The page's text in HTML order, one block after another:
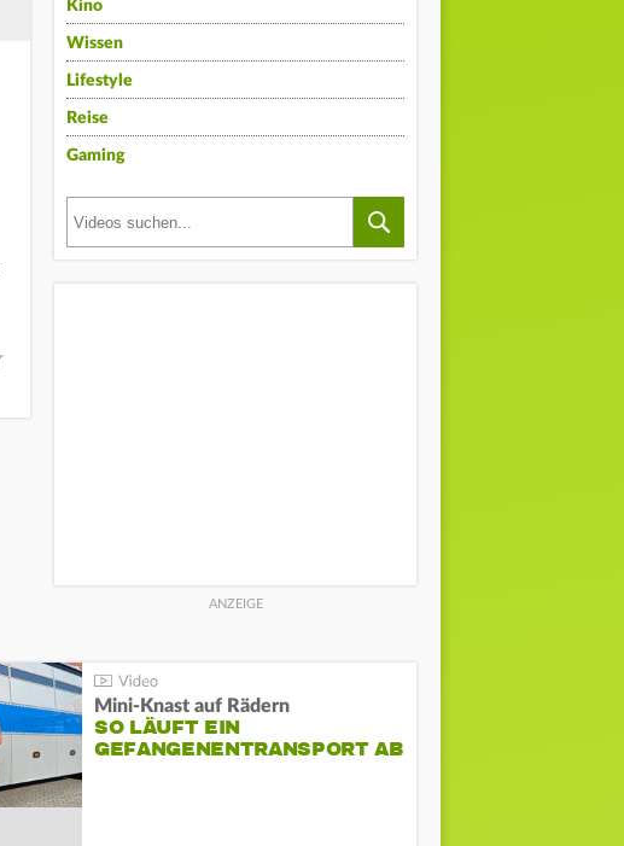
Kino
Wissen
Lifestyle
Reise
Gaming
Mini-Knast auf Rädern
SO LÄUFT EIN
GEFANGENENTRANSPORT AB